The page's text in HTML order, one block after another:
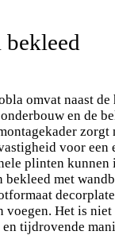
omvat naast
en de
zorgt
voor een
plinten
bekleed met
voegen. Het is
tijdrovende